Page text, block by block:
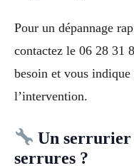
Pour un dépannage
contactez le 06 28 31
besoin et vous
l’intervention.
Un serrurier
serrures ?